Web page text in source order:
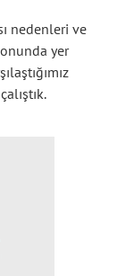
nedenleri ve
yer